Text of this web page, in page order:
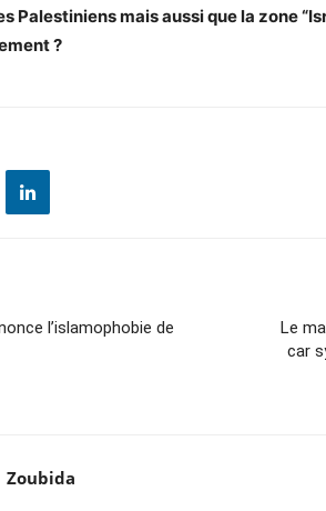
Palestiniens mais aussi que la zone
?
l’islamophobie de
Le
car
Zoubida